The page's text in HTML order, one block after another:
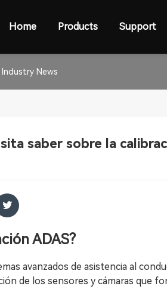
Home Products Support
Industry News
saber sobre la
ADAS?
avanzados de asistencia al
de los sensores y cámaras que